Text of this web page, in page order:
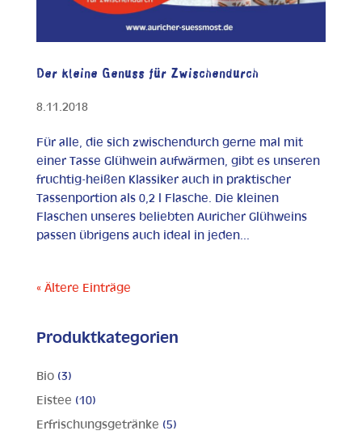
Der kleine Genuss für Zwischendurch
8.11.2018
Für alle, die sich zwischendurch gerne mal mit
einer Tasse Glühwein aufwärmen, gibt es unseren
fruchtig-heißen Klassiker auch in praktischer
Tassenportion als 0,2 l Flasche. Die kleinen
Flaschen unseres beliebten Auricher Glühweins
passen übrigens auch ideal in jeden...
« Ältere Einträge
Produktkategorien
Bio (3)
Eistee (10)
Erfrischungsgetränke (5)